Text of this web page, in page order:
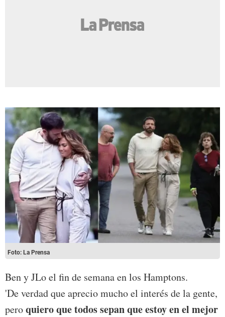
Foto: La Prensa
Ben y JLo el fin de semana en los Hamptons.
'De verdad que aprecio mucho el interés de la gente,
peroquiero que todos sepan que estoy en el mejor